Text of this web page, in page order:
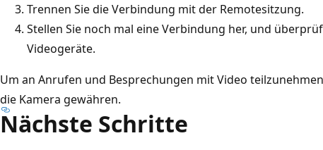
Trennen Sie die Verbindung mit der Remotesitzung.
Stellen Sie noch mal eine Verbindung her, und
Videogeräte.
Um an Anrufen und Besprechungen mit Video
die Kamera gewähren.
Nächste Schritte